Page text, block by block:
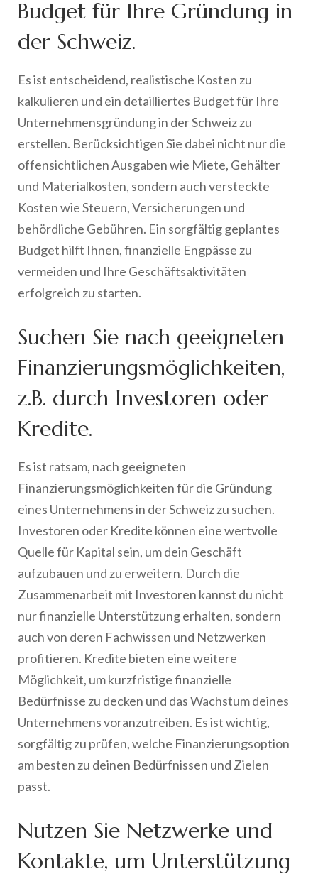
Budget für Ihre Gründung in
der Schweiz.
Es ist entscheidend, realistische Kosten zu
kalkulieren und ein detailliertes Budget für Ihre
Unternehmensgründung in der Schweiz zu
erstellen. Berücksichtigen Sie dabei nicht nur die
offensichtlichen Ausgaben wie Miete, Gehälter
und Materialkosten, sondern auch versteckte
Kosten wie Steuern, Versicherungen und
behördliche Gebühren. Ein sorgfältig geplantes
Budget hilft Ihnen, finanzielle Engpässe zu
vermeiden und Ihre Geschäftsaktivitäten
erfolgreich zu starten.
Suchen Sie nach geeigneten
Finanzierungsmöglichkeiten,
z.B. durch Investoren oder
Kredite.
Es ist ratsam, nach geeigneten
Finanzierungsmöglichkeiten für die Gründung
eines Unternehmens in der Schweiz zu suchen.
Investoren oder Kredite können eine wertvolle
Quelle für Kapital sein, um dein Geschäft
aufzubauen und zu erweitern. Durch die
Zusammenarbeit mit Investoren kannst du nicht
nur finanzielle Unterstützung erhalten, sondern
auch von deren Fachwissen und Netzwerken
profitieren. Kredite bieten eine weitere
Möglichkeit, um kurzfristige finanzielle
Bedürfnisse zu decken und das Wachstum deines
Unternehmens voranzutreiben. Es ist wichtig,
sorgfältig zu prüfen, welche Finanzierungsoption
am besten zu deinen Bedürfnissen und Zielen
passt.
Nutzen Sie Netzwerke und
Kontakte, um Unterstützung